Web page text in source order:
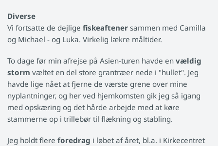
Diverse
Vi fortsatte de dejlige fiskeaftener sammen med Camilla
og Michael - og Luka. Virkelig lækre måltider.
To dage før min afrejse på Asien-turen havde en vældig
storm væltet en del store grantræer nede i "hullet". Jeg
havde lige nået at fjerne de værste grene over mine
nyplantninger, og her ved hjemkomsten gik jeg så igang
med opskæring og det hårde arbejde med at køre
stammerne op i trillebør til flækning og stabling.
Jeg holdt flere foredrag i løbet af året, bl.a. i Kirkecentret